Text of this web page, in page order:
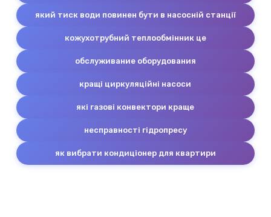
який тиск води повинен бути в насосній станції
кожухотрубний теплообмінник це
обслуживание оборудования
кращі циркуляційні насоси
які газові конвектори краще
несправності гідропресу
як вибрати кондиціонер для квартири